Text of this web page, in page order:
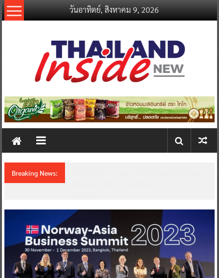
Skip
to
วันอาทิตย์, สิงหาคม 9, 2026
thailandinsidenew.com
Thailand
New
Breaking News: